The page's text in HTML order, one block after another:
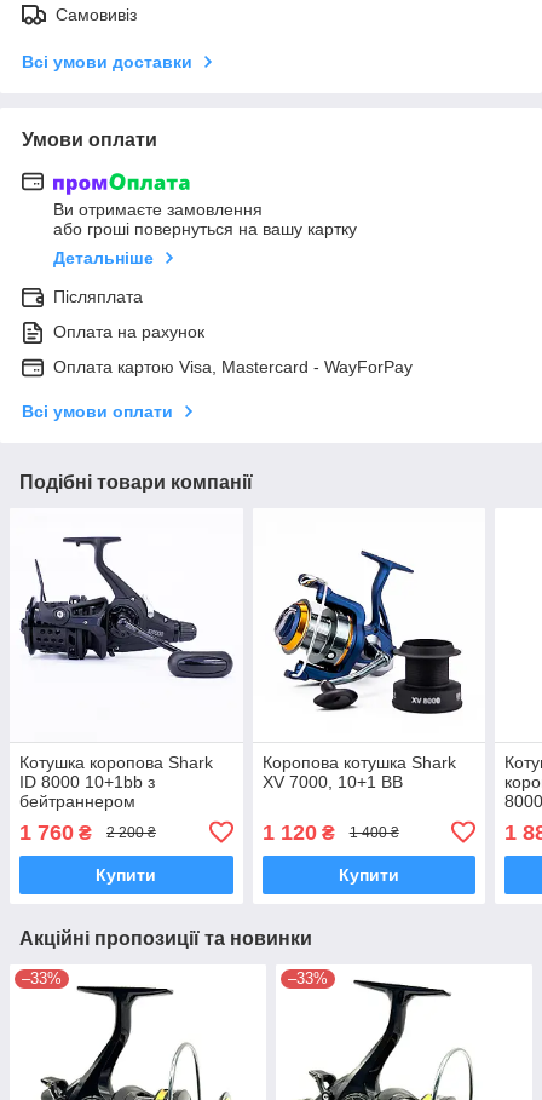
Самовивіз
Всі умови доставки
Умови оплати
Ви отримаєте замовлення
або гроші повернуться на вашу картку
Детальніше
Післяплата
Оплата на рахунок
Оплата картою Visa, Mastercard - WayForPay
Всі умови оплати
Подібні товари компанії
Котушка коропова Shark
ID 8000 10+1bb з
бейтраннером
1 760 ₴ 2 200 ₴
Купити
Коропова котушка Shark
XV 7000, 10+1 BB
1 120₴ 1 400 ₴
Купити
1
Акційні пропозиції та новинки
–33% –33%